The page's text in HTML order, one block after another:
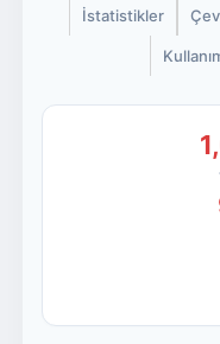
İstatistikler